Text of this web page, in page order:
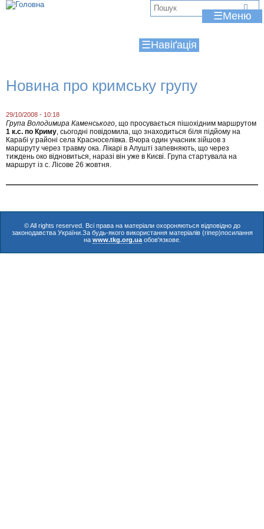
Jump to navigation
☰
☰
Новина про кримську групу
29/10/2008 - 10:18
Група Володимира Каменського, що просувається пішохідним маршрутом
1 к.с. по Криму, сьогодні повідомила, що знаходиться біля підйому на
Карабі у районі села Красноселівка. Вчора один учасник зійшов з
маршруту через травму ока. Лікарі в Алушті запевняють, що через
тиждень око відновиться, наразі він уже в Києві. Група стартувала на
маршрут із с. Лісове 26 жовтня.
© All rights reserved. Всі права на матеріали охороняються відповідно до
законодавства України.За будь-якого використання матеріалів (гіпер)посилання
на www.tkg.org.uaобов'язкове.